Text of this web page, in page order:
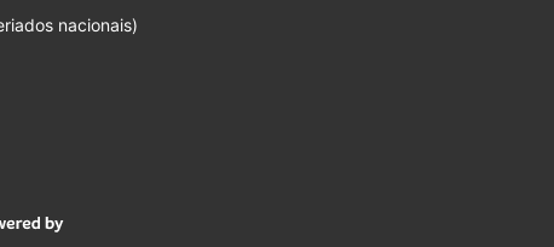
nacionais)